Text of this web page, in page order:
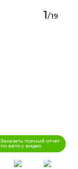
Заказать полный отчёт
по авто с видео
1/19